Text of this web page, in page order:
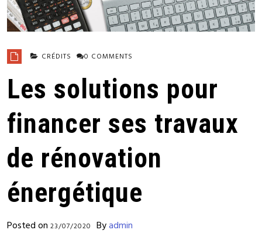
CRÉDITS 0 COMMENTS
Les solutions pour
financer ses travaux
de rénovation
énergétique
Posted on 23/07/2020 Byadmin